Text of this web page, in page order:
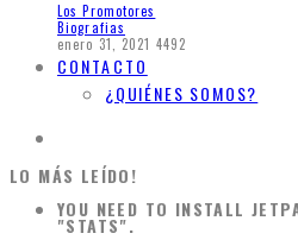
Los Promotores
Biografias
enero 31, 2021 4492
CONTACTO
¿QUIÉNES SOMOS?
LO MÁS LEÍDO!
YOU NEED TO INSTALL
"STATS".